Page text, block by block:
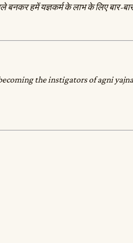
बनकर हमें यज्ञकर्म के लाभ के लिए बार-
the instigators of agni